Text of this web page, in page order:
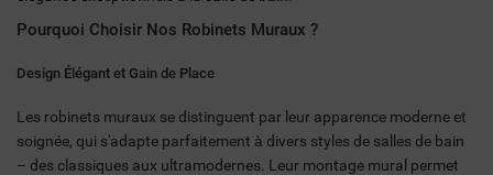
Pourquoi Choisir Nos Robinets Muraux ?
Design Élégant et Gain de Place
Les robinets muraux se distinguent par leur apparence moderne et
soignée, qui s'adapte parfaitement à divers styles de salles de bain
– des classiques aux ultramodernes. Leur montage mural permet